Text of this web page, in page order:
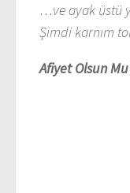
…ve ayak üstü
Şimdi karnım
Afiyet Olsun